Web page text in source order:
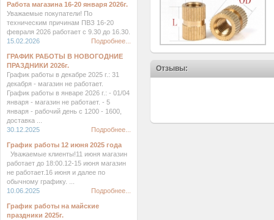
Отзывы:
Работа магазина 16-20 января 2026г.
Уважаемые покупатели! По
техническим причинам ПВЗ 16-20
февраля 2026 работает с 9.30 до 16.30.
15.02.2026
Подробнее...
ГРАФИК РАБОТЫ В НОВОГОДНИЕ
ПРАЗДНИКИ 2026г.
График работы в декабре 2025 г.: 31
декабря - магазин не работает.
График работы в январе 2026 г.: - 01/04
января - магазин не работает. - 5
января - рабочий день с 1200 - 1600,
доставка ...
30.12.2025
Подробнее...
График работы 12 июня 2025 года
Уважаемые клиенты!11 июня магазин
работает до 18:00.12-15 июня магазин
не работает.16 июня и далее по
обычному графику. ...
10.06.2025
Подробнее...
График работы на майские
праздники 2025г.